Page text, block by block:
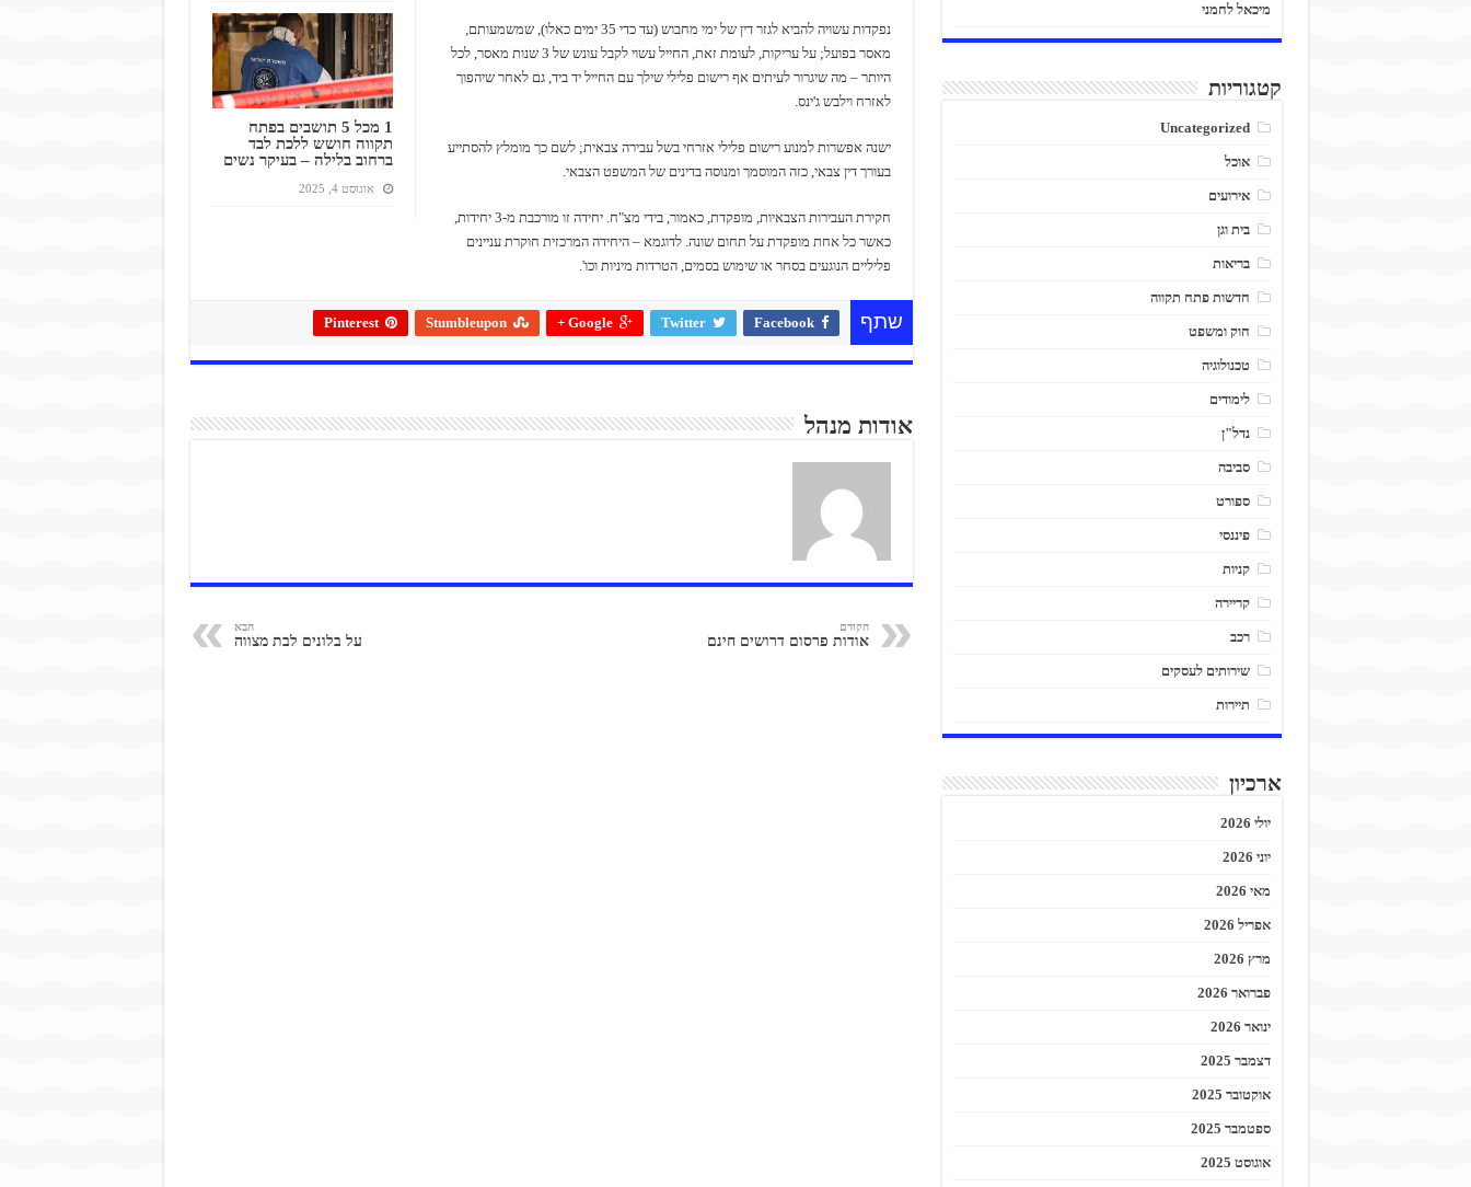
1 מכל 5 תושבים בפתח
תקווה חושש ללכת לבד
ברחוב בלילה – בעיקר נשים
אוגוסט 4, 2025
נפקדות עשויה להביא לגזר דין של ימי מחבוש (עד כדי 35 ימים כאלו), שמשמעותם,
מאסר בפועל; על עריקות, לעומת זאת, החייל עשוי לקבל עונש של 3 שנות מאסר, לכל
היותר – מה שיגרור לעיתים אף רישום פלילי שילך עם החייל יד ביד, גם לאחר שיהפוך
לאזרח וילבש ג'ינס.
ישנה אפשרות למנוע רישום פלילי אזרחי בשל עבירה צבאית; לשם כך מומלץ להסתייע
בעורך דין צבאי, כזה המוסמך ומנוסה בדינים של המשפט הצבאי.
חקירת העבירות הצבאיות, מופקדת, כאמור, בידי מצ"ח. יחידה זו מורכבת מ-3 יחידות,
כאשר כל אחת מופקדת על תחום שונה. לדוגמא – היחידה המרכזית חוקרת עניינים
פליליים הנוגעים בסחר או שימוש בסמים, הטרדות מיניות וכו'.
שתף Facebook
Twitter
Google +
Stumbleupon
Pinterest
אודות מנהל
הקודם
אודות פרסום דרושים חינם
הבא
על בלונים לבת מצווה
מיכאל לחמני
קטגוריות
Uncategorized
אוכל
אירועים
בית וגן
בריאות
חדשות פתח תקווה
חוק ומשפט
טכנולוגיה
לימודים
נדל"ן
סביבה
ספורט
פיננסי
קניות
קריירה
רכב
שירותים לעסקים
תיירות
ארכיון
יולי 2026
יוני 2026
מאי 2026
אפריל 2026
מרץ 2026
פברואר 2026
ינואר 2026
דצמבר 2025
אוקטובר 2025
ספטמבר 2025
אוגוסט 2025